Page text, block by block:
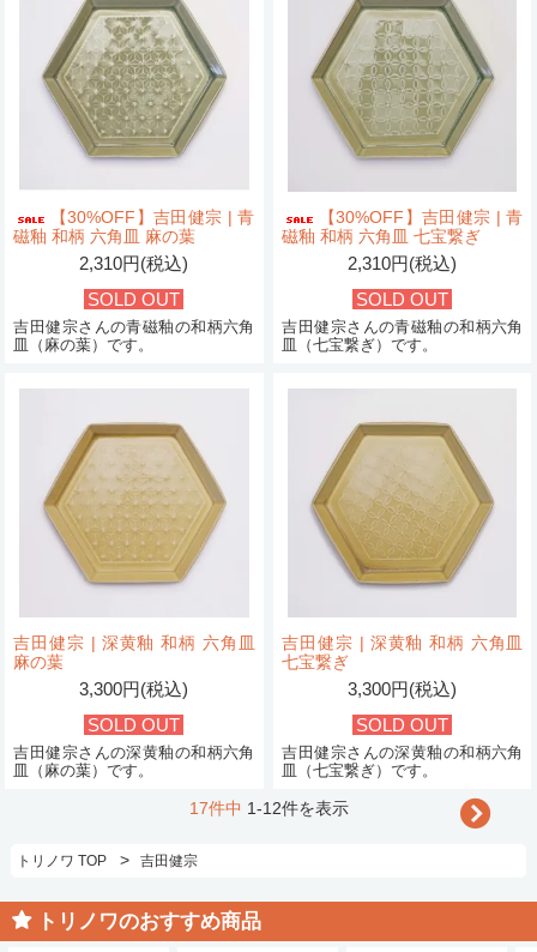
【30%OFF】吉田健宗 | 青
磁釉 和柄 六角皿 麻の葉
2,310円(税込)
SOLD OUT
吉田健宗さんの青磁釉の和柄六角
皿（麻の葉）です。
【30%OFF】吉田健宗 | 青
磁釉 和柄 六角皿 七宝繋ぎ
2,310円(税込)
SOLD OUT
吉田健宗さんの青磁釉の和柄六角
皿（七宝繋ぎ）です。
吉田健宗 | 深黄釉 和柄 六角皿
麻の葉
3,300円(税込)
SOLD OUT
吉田健宗さんの深黄釉の和柄六角
皿（麻の葉）です。
吉田健宗 | 深黄釉 和柄 六角皿
七宝繋ぎ
3,300円(税込)
SOLD OUT
吉田健宗さんの深黄釉の和柄六角
皿（七宝繋ぎ）です。
17件中 1-12件を表示
トリノワ TOP > 吉田健宗
トリノワのおすすめ商品